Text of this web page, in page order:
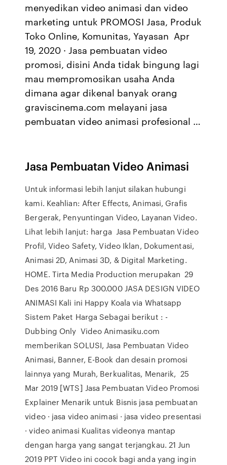
menyedikan video animasi dan video
marketing untuk PROMOSI Jasa, Produk
Toko Online, Komunitas, Yayasan Apr
19, 2020 · Jasa pembuatan video
promosi, disini Anda tidak bingung lagi
mau mempromosikan usaha Anda
dimana agar dikenal banyak orang
graviscinema.com melayani jasa
pembuatan video animasi profesional …
Jasa Pembuatan Video Animasi
Untuk informasi lebih lanjut silakan hubungi
kami. Keahlian: After Effects, Animasi, Grafis
Bergerak, Penyuntingan Video, Layanan Video.
Lihat lebih lanjut: harga Jasa Pembuatan Video
Profil, Video Safety, Video Iklan, Dokumentasi,
Animasi 2D, Animasi 3D, & Digital Marketing.
HOME. Tirta Media Production merupakan 29
Des 2016 Baru Rp 300.000 JASA DESIGN VIDEO
ANIMASI Kali ini Happy Koala via Whatsapp
Sistem Paket Harga Sebagai berikut : -
Dubbing Only Video Animasiku.com
memberikan SOLUSI, Jasa Pembuatan Video
Animasi, Banner, E-Book dan desain promosi
lainnya yang Murah, Berkualitas, Menarik, 25
Mar 2019 [WTS] Jasa Pembuatan Video Promosi
Explainer Menarik untuk Bisnis jasa pembuatan
video · jasa video animasi · jasa video presentasi
· video animasi Kualitas videonya mantap
dengan harga yang sangat terjangkau. 21 Jun
2019 PPT Video ini cocok bagi anda yang ingin